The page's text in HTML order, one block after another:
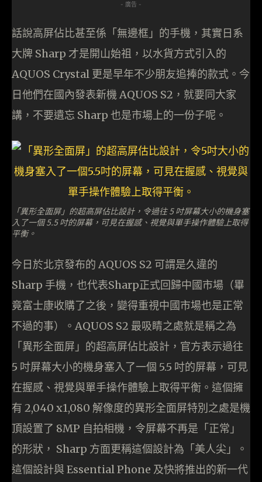
- 廣告 -
話說高屏佔比甚至係「無邊框」的手機，其實日系
大牌 Sharp 才是開山始祖，以水貨方式引入的
AQUOS Crystal 更是早年不少朋友追捧的款式。今
日他們在國內發表新機 AQUOS S2，就要同大家
講，不要遺忘 Sharp 也是市場上的一份子呢。
「異形全面屏」的超高屏佔比設計，令過往 5 吋屏幕大小的機身塞
入了一個 5.5 吋的屏幕，可見在握感、視覺與單手操作體驗上取得
平衡。
今日於北京發布的 AQUOS S2 可謂是久違的
Sharp 手機，也代表Sharp正式回歸中國市場（畢
竟富士康收購了之後，變得重視中國市場也是正常
不過的事）。AQUOS S2 最吸睛之處就是稱之為
「異形全面屏」的超高屏佔比設計，官方表示過往
5 吋屏幕大小的機身塞入了一個 5.5 吋的屏幕，可見
在握感、視覺與單手操作體驗上取得平衡。這個擁
有 2,040 x1,080 解像度的異形全面屏特別之處是機
頂設置了 8MP 自拍相機，令屏幕不再是「正常」
的形狀， Sharp 方面更稱這個設計為「美人尖」。
這個設計與 Essential Phone 及快將推出的新一代